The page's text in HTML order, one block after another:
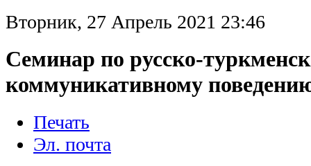
Вторник, 27 Апрель 2021 23:46
Семинар по русско-
коммуникативному
Печать
Эл. почта